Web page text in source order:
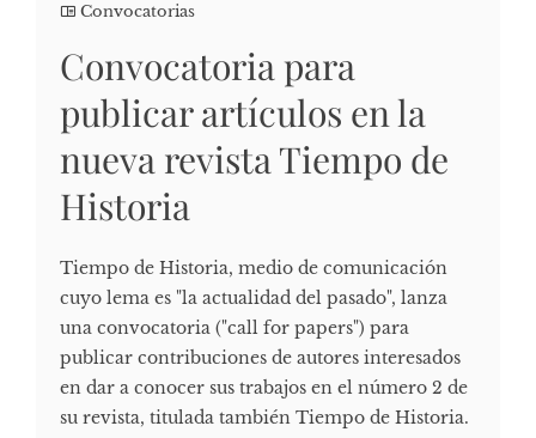
Convocatorias
Convocatoria para
publicar artículos en la
nueva revista Tiempo de
Historia
Tiempo de Historia, medio de comunicación
cuyo lema es "la actualidad del pasado", lanza
una convocatoria ("call for papers") para
publicar contribuciones de autores interesados
en dar a conocer sus trabajos en el número 2 de
su revista, titulada también Tiempo de Historia.